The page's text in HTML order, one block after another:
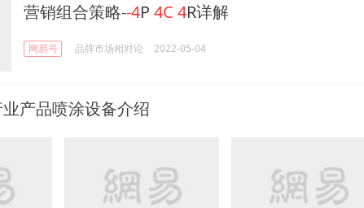
营销组合策略--4P 4C 4R详解
网易号 品牌市场相对论 2022-05-04
产品喷涂设备介绍